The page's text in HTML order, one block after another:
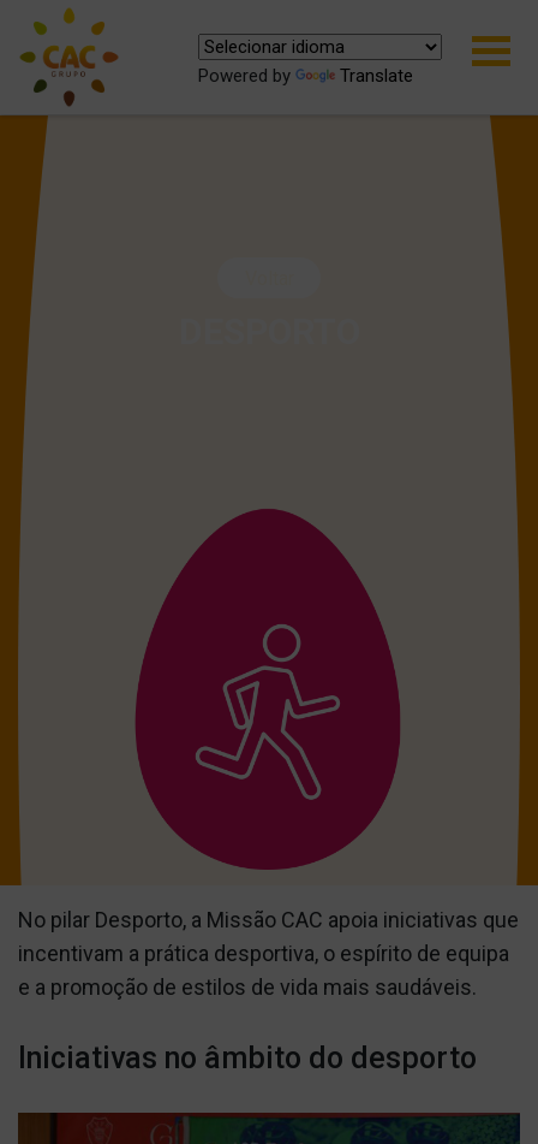
Powered by Translate
No pilar Desporto, a Missão CAC apoia iniciativas que
incentivam a prática desportiva, o espírito de equipa
e a promoção de estilos de vida mais saudáveis.
Iniciativas no âmbito do desporto